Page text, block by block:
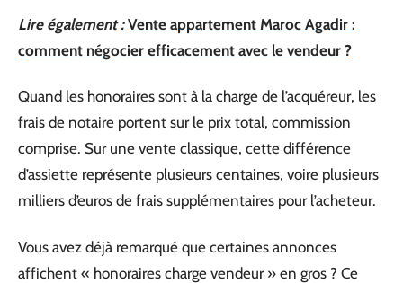
Lire également : Vente appartement Maroc Agadir :
comment négocier efficacement avec le vendeur ?
Quand les honoraires sont à la charge de l’acquéreur, les
frais de notaire portent sur le prix total, commission
comprise. Sur une vente classique, cette différence
d’assiette représente plusieurs centaines, voire plusieurs
milliers d’euros de frais supplémentaires pour l’acheteur.
Vous avez déjà remarqué que certaines annonces
affichent « honoraires charge vendeur » en gros ? Ce